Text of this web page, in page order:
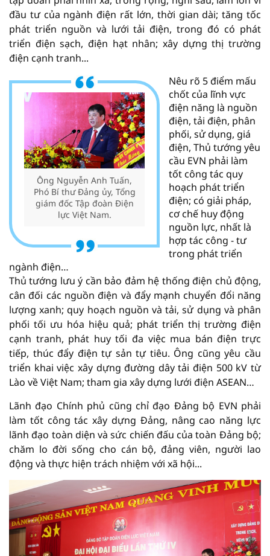
đầu tư của ngành điện rất lớn, thời gian dài; tăng tốc
phát triển nguồn và lưới tải điện, trong đó có phát
triển điện sạch, điện hạt nhân; xây dựng thị trường
điện cạnh tranh...
Ông Nguyễn Anh Tuấn,
Phó Bí thư Đảng ủy, Tổng
giám đốc Tập đoàn Điện
lực Việt Nam.
Nêu rõ 5 điểm mấu
chốt của lĩnh vực
điện năng là nguồn
điện, tải điện, phân
phối, sử dụng, giá
điện, Thủ tướng yêu
cầu EVN phải làm
tốt công tác quy
hoạch phát triển
điện; có giải pháp,
cơ chế huy động
nguồn lực, nhất là
hợp tác công - tư
trong phát triển
ngành điện…
Thủ tướng lưu ý cần bảo đảm hệ thống điện chủ động,
cân đối các nguồn điện và đẩy mạnh chuyển đổi năng
lượng xanh; quy hoạch nguồn và tải, sử dụng và phân
phối tối ưu hóa hiệu quả; phát triển thị trường điện
cạnh tranh, phát huy tối đa việc mua bán điện trực
tiếp, thúc đẩy điện tự sản tự tiêu. Ông cũng yêu cầu
triển khai việc xây dựng đường dây tải điện 500 kV từ
Lào về Việt Nam; tham gia xây dựng lưới điện ASEAN…
Lãnh đạo Chính phủ cũng chỉ đạo Đảng bộ EVN phải
làm tốt công tác xây dựng Đảng, nâng cao năng lực
lãnh đạo toàn diện và sức chiến đấu của toàn Đảng bộ;
chăm lo đời sống cho cán bộ, đảng viên, người lao
động và thực hiện trách nhiệm với xã hội...